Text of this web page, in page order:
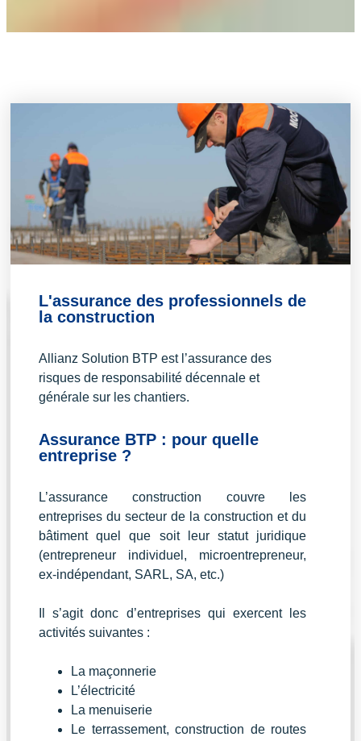
L'assurance des professionnels de
la construction
Allianz Solution BTP est l’assurance des
risques de responsabilité décennale et
générale sur les chantiers.
Assurance BTP : pour quelle
entreprise ?
L’assurance construction couvre les
entreprises du secteur de la construction et du
bâtiment quel que soit leur statut juridique
(entrepreneur individuel, microentrepreneur,
ex-indépendant, SARL, SA, etc.)
Il s’agit donc d’entreprises qui exercent les
activités suivantes :
La maçonnerie
L’électricité
La menuiserie
Le terrassement, construction de routes